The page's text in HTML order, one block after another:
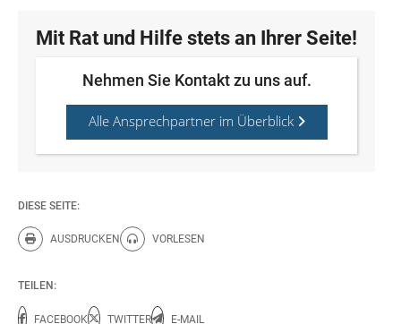
Mit Rat und Hilfe stets an Ihrer Seite!
Nehmen Sie Kontakt zu uns auf.
Alle Ansprechpartner im Überblick
DIESE SEITE:
AUSDRUCKEN
Diese Seite drucken.
VORLESEN
Diese Seite vorlesen.
TEILEN:
FACEBOOK TWITTER E-MAIL